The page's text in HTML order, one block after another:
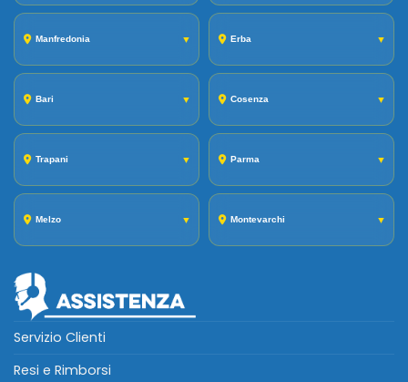
Manfredonia ▼ Erba ▼
Bari ▼ Cosenza ▼
Trapani ▼ Parma ▼
Melzo ▼ Montevarchi ▼
Servizio Clienti
Resi e Rimborsi